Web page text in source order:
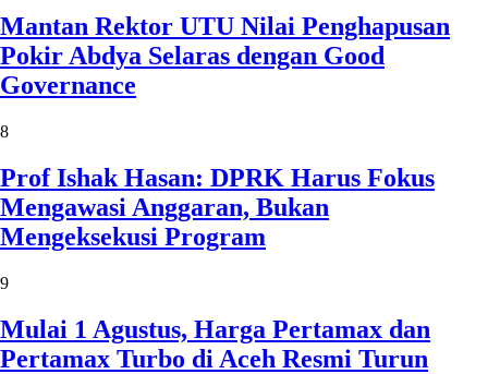
Mantan Rektor UTU Nilai Penghapusan
Pokir Abdya Selaras dengan Good
Governance
8
Prof Ishak Hasan: DPRK Harus Fokus
Mengawasi Anggaran, Bukan
Mengeksekusi Program
9
Mulai 1 Agustus, Harga Pertamax dan
Pertamax Turbo di Aceh Resmi Turun